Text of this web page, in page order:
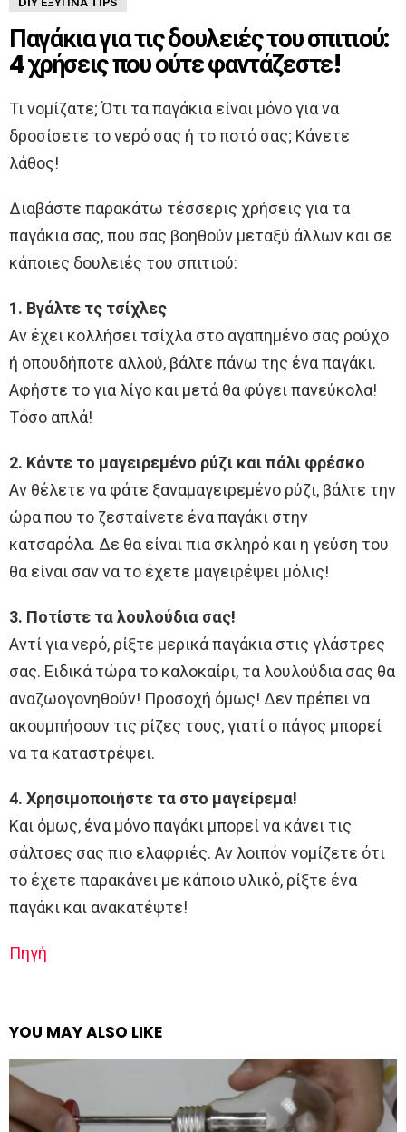
Παγάκια για τις δουλειές του σπιτιού:
4 χρήσεις που ούτε φαντάζεστε!
Τι νομίζατε; Ότι τα παγάκια είναι μόνο για να
δροσίσετε το νερό σας ή το ποτό σας; Κάνετε
λάθος!
Διαβάστε παρακάτω τέσσερις χρήσεις για τα
παγάκια σας, που σας βοηθούν μεταξύ άλλων και σε
κάποιες δουλειές του σπιτιού:
1. Βγάλτε τς τσίχλες
Αν έχει κολλήσει τσίχλα στο αγαπημένο σας ρούχο
ή οπουδήποτε αλλού, βάλτε πάνω της ένα παγάκι.
Αφήστε το για λίγο και μετά θα φύγει πανεύκολα!
Τόσο απλά!
2. Κάντε το μαγειρεμένο ρύζι και πάλι φρέσκο
Αν θέλετε να φάτε ξαναμαγειρεμένο ρύζι, βάλτε την
ώρα που το ζεσταίνετε ένα παγάκι στην
κατσαρόλα. Δε θα είναι πια σκληρό και η γεύση του
θα είναι σαν να το έχετε μαγειρέψει μόλις!
3. Ποτίστε τα λουλούδια σας!
Αντί για νερό, ρίξτε μερικά παγάκια στις γλάστρες
σας. Ειδικά τώρα το καλοκαίρι, τα λουλούδια σας θα
αναζωογονηθούν! Προσοχή όμως! Δεν πρέπει να
ακουμπήσουν τις ρίζες τους, γιατί ο πάγος μπορεί
να τα καταστρέψει.
4. Χρησιμοποιήστε τα στο μαγείρεμα!
Και όμως, ένα μόνο παγάκι μπορεί να κάνει τις
σάλτσες σας πιο ελαφριές. Αν λοιπόν νομίζετε ότι
το έχετε παρακάνει με κάποιο υλικό, ρίξτε ένα
παγάκι και ανακατέψτε!
Πηγή
YOU MAY ALSO LIKE